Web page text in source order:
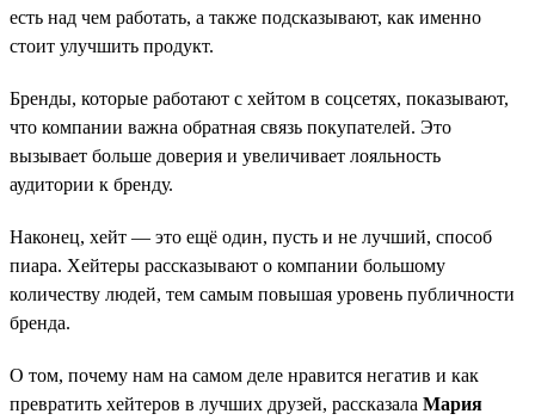
есть над чем работать, а также подсказывают, как именно
стоит улучшить продукт.
Бренды, которые работают с хейтом в соцсетях, показывают,
что компании важна обратная связь покупателей. Это
вызывает больше доверия и увеличивает лояльность
аудитории к бренду.
Наконец, хейт — это ещё один, пусть и не лучший, способ
пиара. Хейтеры рассказывают о компании большому
количеству людей, тем самым повышая уровень публичности
бренда.
О том, почему нам на самом деле нравится негатив и как
превратить хейтеров в лучших друзей, рассказала Мария